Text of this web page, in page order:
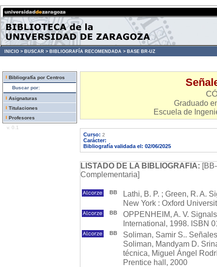
INICIO > BUSCAR > BIBLIOGRAFÍA RECOMENDADA > BASE BR-UZ
Bibliografía por Centros
Buscar por:
Asignaturas
Titulaciones
Profesores
v. 0.1
Graduado
Escuela de
Curso: 2
Carácter:
Bibliografía validada el: 02/06/2025
LISTADO DE LA BIBLIOGRAFIA:
Complementaria]
BB
Lathi, B. P. ; Green, R. A.
New York : Oxford
BB
OPPENHEIM, A. V.
International, 1998. ISBN
BB
Soliman, Samir S..
Soliman, Mandyam D.
técnica, Miguel Ángel
Prentice hall, 2000